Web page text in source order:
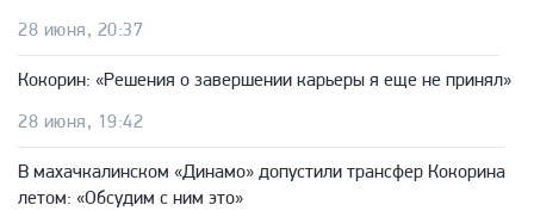
28 июня, 20:37
Кокорин: «Решения о завершении карьеры я еще не принял»
28 июня, 19:42
В махачкалинском «Динамо» допустили трансфер Кокорина
летом: «Обсудим с ним это»